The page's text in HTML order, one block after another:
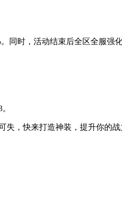
同时，活动结束后全区全服
，快来打造神装，提升你的